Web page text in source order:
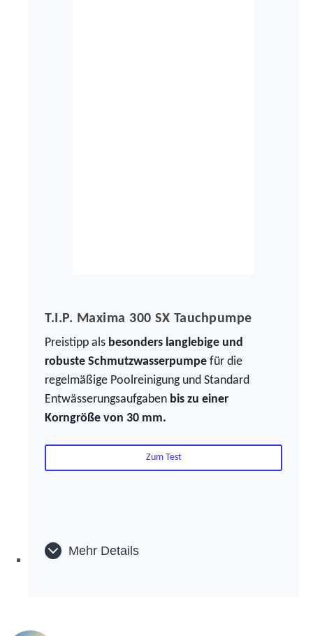
T.I.P. Maxima 300 SX Tauchpumpe
Preistipp als besonders langlebige und
robuste Schmutzwasserpumpe für die
regelmäßige Poolreinigung und Standard
Entwässerungsaufgaben bis zu einer
Korngröße von 30 mm.
Zum Test
Mehr Details